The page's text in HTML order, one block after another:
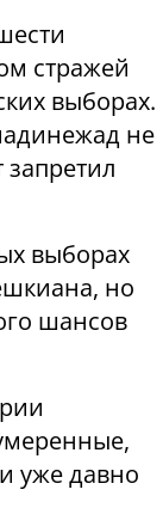
стражей
выборах.
не
запретил
выборах
но
шансов
уже давно